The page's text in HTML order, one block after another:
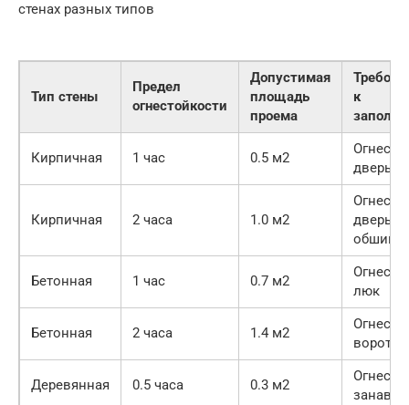
стенах разных типов
Тип стены
Предел
огнестойкости
Допустимая
площадь
проема
к
Кирпичная 1 час 0.5 м2
дверь
Кирпичная 2 часа 1.0 м2
дверь с
Бетонная 1 час 0.7 м2
люк
Бетонная 2 часа 1.4 м2
ворота
Деревянная 0.5 часа 0.3 м2